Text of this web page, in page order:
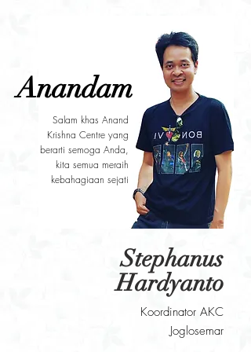
Anandam
Salam khas Anand
Krishna Centre yang
berarti semoga Anda,
kita semua meraih
kebahagiaan sejati
Stephanus
Hardyanto
Koordinator AKC
Joglosemar